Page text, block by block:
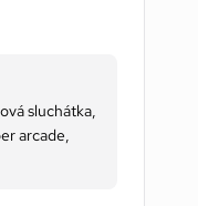
sluchátka,
arcade,